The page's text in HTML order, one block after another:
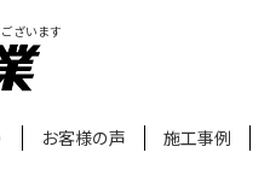
ざいます
お客様の声 施工事例